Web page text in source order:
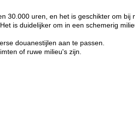
30.000 uren, en het is geschikter om bij
is duidelijker om in een schemerig
douanestijlen aan te passen.
of ruwe milieu's zijn.